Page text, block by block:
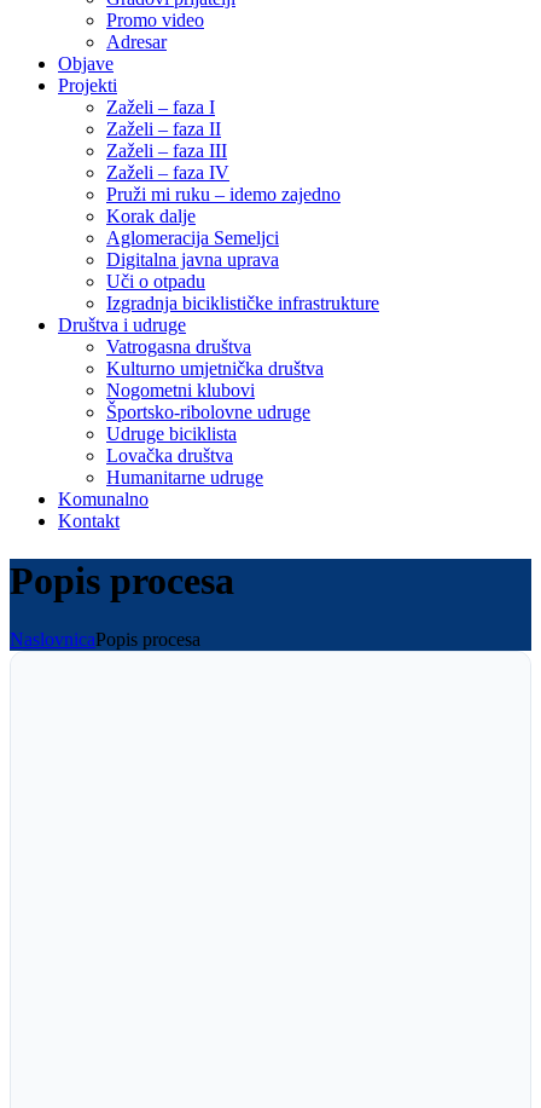
Promo video
Adresar
Objave
Projekti
Zaželi – faza I
Zaželi – faza II
Zaželi – faza III
Zaželi – faza IV
Pruži mi ruku – idemo zajedno
Korak dalje
Aglomeracija Semeljci
Digitalna javna uprava
Uči o otpadu
Izgradnja biciklističke infrastrukture
Društva i udruge
Vatrogasna društva
Kulturno umjetnička društva
Nogometni klubovi
Športsko-ribolovne udruge
Udruge biciklista
Lovačka društva
Humanitarne udruge
Komunalno
Kontakt
Popis procesa
NaslovnicaPopis procesa